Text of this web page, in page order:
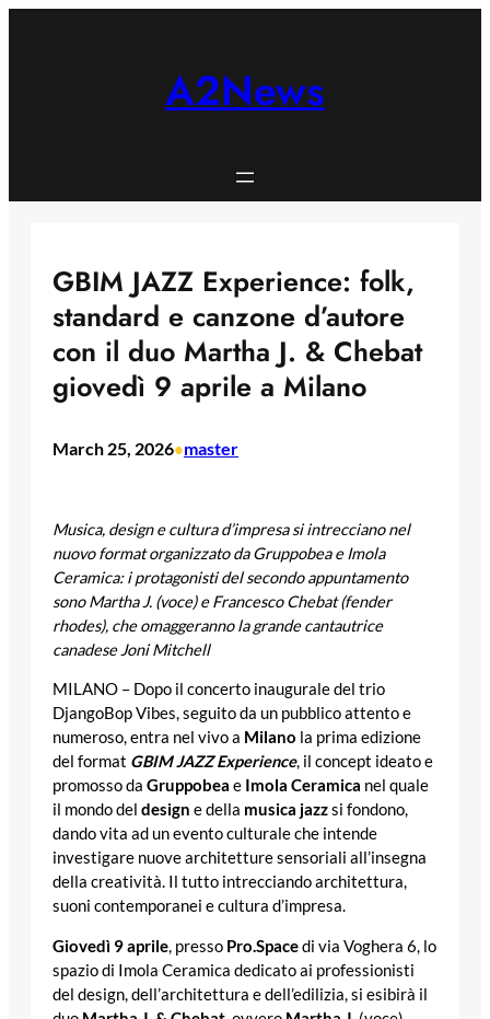
A2News
GBIM JAZZ Experience: folk,
standard e canzone d’autore
con il duo Martha J. & Chebat
giovedì 9 aprile a Milano
March 25, 2026•master
Musica, design e cultura d’impresa si intrecciano nel
nuovo format organizzatoda Gruppobea e Imola
Ceramica: i protagonisti del secondo appuntamento
sono Martha J. (voce) e Francesco Chebat (fender
rhodes), che omaggerannola grande cantautrice
canadese Joni Mitchell
MILANO – Dopo il concerto inaugurale del trio
DjangoBop Vibes, seguito da un pubblico attento e
numeroso, entra nel vivo a Milano la prima edizione
del format GBIM JAZZ Experience, il concept ideato e
promosso da Gruppobea e Imola Ceramica nel quale
il mondo del design e della musica jazzsi fondono,
dando vita ad un evento culturale che intende
investigare nuove architetture sensoriali all’insegna
della creatività. Il tutto intrecciando architettura,
suoni contemporanei e cultura d’impresa.
Giovedì 9 aprile, presso Pro.Spacedi via Voghera 6, lo
spazio di Imola Ceramica dedicato ai professionisti
del design, dell’architettura e dell’edilizia, si esibirà il